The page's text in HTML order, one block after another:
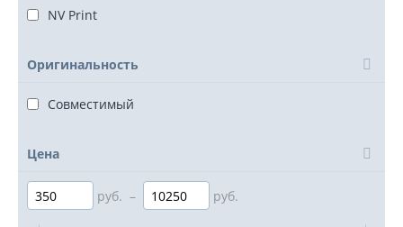
NV Print
Оригинальность
Совместимый
Цена
руб. – руб.